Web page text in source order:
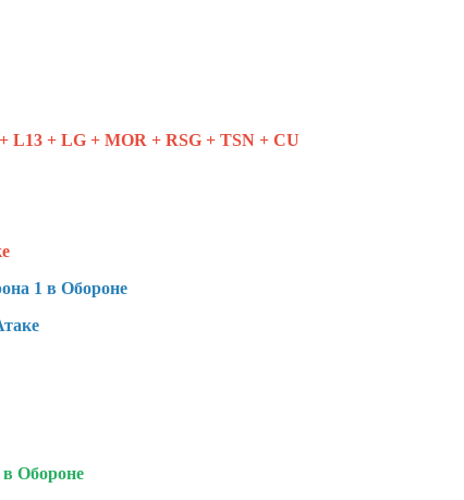
L13 + LG + MOR + RSG + TSN + CU
1 в Обороне
Обороне